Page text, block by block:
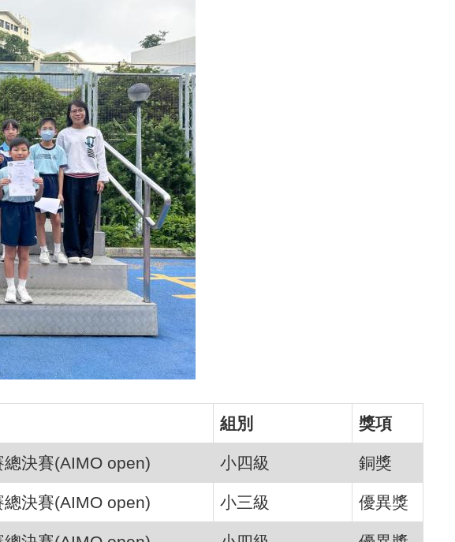
組別 獎項
決賽(AIMO open) 小四級 銅獎
決賽(AIMO open) 小三級 優異獎